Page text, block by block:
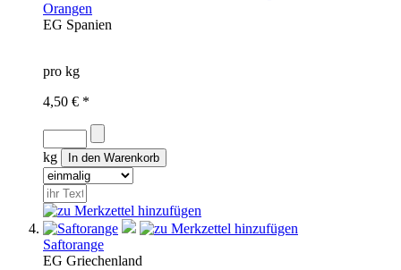
Orangen
EG Spanien
pro kg
4,50 € *
kg
Saftorange
EG Griechenland